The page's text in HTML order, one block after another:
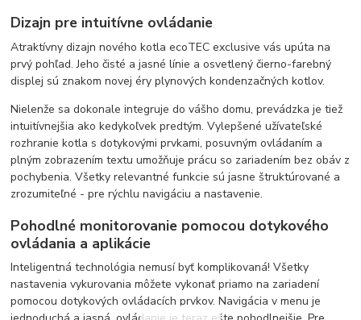
Dizajn pre intuitívne ovládanie
Atraktívny dizajn nového kotla ecoTEC exclusive vás upúta na
prvý pohľad. Jeho čisté a jasné línie a osvetlený čierno-farebný
displej sú znakom novej éry plynových kondenzačných kotlov.
Nielenže sa dokonale integruje do vášho domu, prevádzka je tiež
intuitívnejšia ako kedykoľvek predtým. Vylepšené užívateľské
rozhranie kotla s dotykovými prvkami, posuvným ovládaním a
plným zobrazením textu umožňuje prácu so zariadením bez obáv z
pochybenia. Všetky relevantné funkcie sú jasne štruktúrované a
zrozumiteľné - pre rýchlu navigáciu a nastavenie.
Pohodlné monitorovanie pomocou dotykového
ovládania a aplikácie
Inteligentná technológia nemusí byť komplikovaná! Všetky
nastavenia vykurovania môžete vykonať priamo na zariadení
pomocou dotykových ovládacích prvkov. Navigácia v menu je